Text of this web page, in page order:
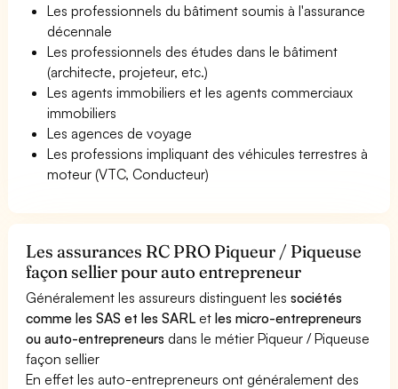
Les professionnels du bâtiment soumis à l'assurance
décennale
Les professionnels des études dans le bâtiment
(architecte, projeteur, etc.)
Les agents immobiliers et les agents commerciaux
immobiliers
Les agences de voyage
Les professions impliquant des véhicules terrestres à
moteur (VTC, Conducteur)
Les assurances RC PRO Piqueur / Piqueuse
façon sellier pour auto entrepreneur
Généralement les assureurs distinguent lessociétés
comme les SAS et les SARL etles micro-entrepreneurs
ou auto-entrepreneurs dans le métier Piqueur / Piqueuse
façon sellier
En effet les auto-entrepreneurs ont généralement des